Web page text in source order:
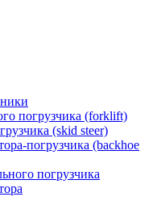
погрузчика (forklift)
(skid steer)
погрузчика (backhoe
погрузчика